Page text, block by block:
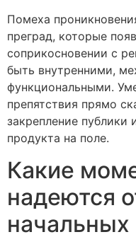
Помеха
преград, которые
соприкосновении с
быть внутренними,
функциональными.
препятствия прямо
закрепление
продукта на поле.
Какие
надеются
начальных